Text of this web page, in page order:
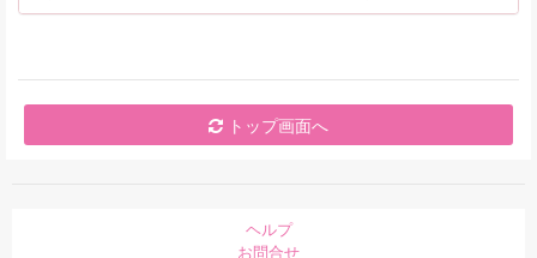
トップ画面へ
ヘルプ
お問合せ